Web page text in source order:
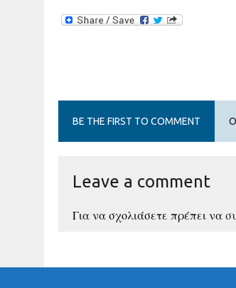
BE THE FIRST TO COMMENT
Leave a comment
Για να σχολιάσετε πρέπει να